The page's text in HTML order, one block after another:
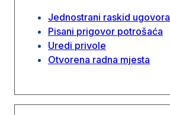
Jednostrani raskid ugovora
Pisani prigovor potrošaća
Uredi privole
Otvorena radna mjesta